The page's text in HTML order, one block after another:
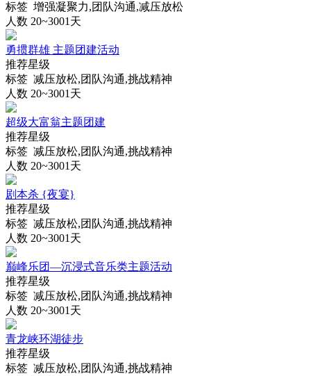
标签 增强凝聚力,团队沟通,减压放松
人数 20~3001天
勇掼群雄 主题团建活动
推荐星级
标签 减压放松,团队沟通,挑战精神
人数 20~3001天
超级大富翁主题团建
推荐星级
标签 减压放松,团队沟通,挑战精神
人数 20~3001天
剧本杀 {夜宴}
推荐星级
标签 减压放松,团队沟通,挑战精神
人数 20~3001天
巅峰乐团—沉浸式音乐类主题活动
推荐星级
标签 减压放松,团队沟通,挑战精神
人数 20~3001天
青龙峡环湖徒步
推荐星级
标签 减压放松,团队沟通,挑战精神